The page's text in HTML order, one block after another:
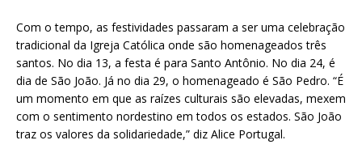
Com o tempo, as festividades passaram a ser uma celebração
tradicional da Igreja Católica onde são homenageados três
santos. No dia 13, a festa é para Santo Antônio. No dia 24, é
dia de São João. Já no dia 29, o homenageado é São Pedro. “É
um momento em que as raízes culturais são elevadas, mexem
com o sentimento nordestino em todos os estados. São João
traz os valores da solidariedade,” diz Alice Portugal.